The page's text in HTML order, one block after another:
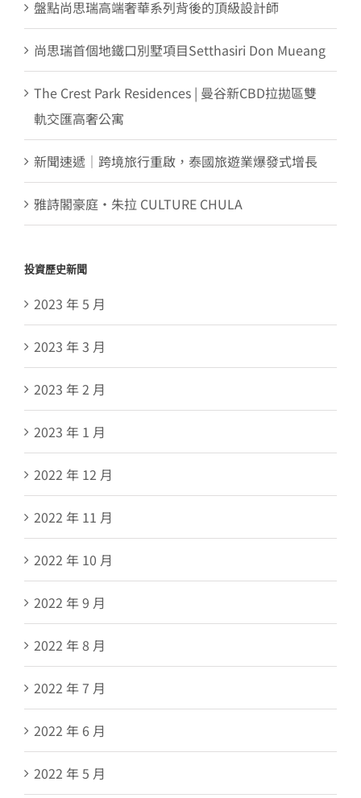
盤點尚思瑞高端奢華系列背後的頂級設計師
尚思瑞首個地鐵口別墅項目Setthasiri Don Mueang
The Crest Park Residences | 曼谷新CBD拉拋區雙
軌交匯高奢公寓
新聞速遞｜跨境旅行重啟，泰國旅遊業爆發式增長
雅詩閣豪庭・朱拉 CULTURE CHULA
投資歷史新聞
2023 年 5 月
2023 年 3 月
2023 年 2 月
2023 年 1 月
2022 年 12 月
2022 年 11 月
2022 年 10 月
2022 年 9 月
2022 年 8 月
2022 年 7 月
2022 年 6 月
2022 年 5 月